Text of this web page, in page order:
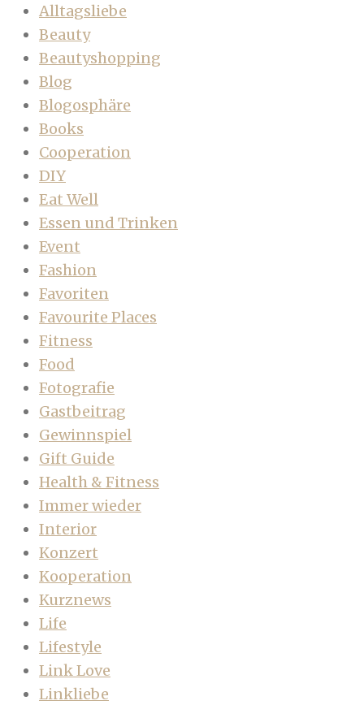
Alltagsliebe
Beauty
Beautyshopping
Blog
Blogosphäre
Books
Cooperation
DIY
Eat Well
Essen und Trinken
Event
Fashion
Favoriten
Favourite Places
Fitness
Food
Fotografie
Gastbeitrag
Gewinnspiel
Gift Guide
Health & Fitness
Immer wieder
Interior
Konzert
Kooperation
Kurznews
Life
Lifestyle
Link Love
Linkliebe